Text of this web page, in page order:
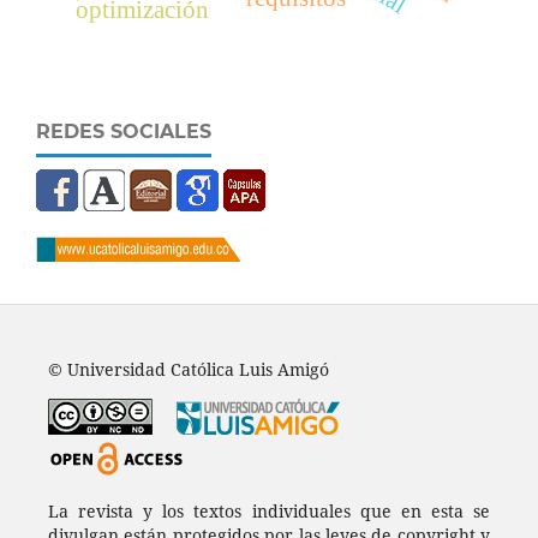
optimización
REDES SOCIALES
© Universidad Católica Luis Amigó
La revista y los textos individuales que en esta se